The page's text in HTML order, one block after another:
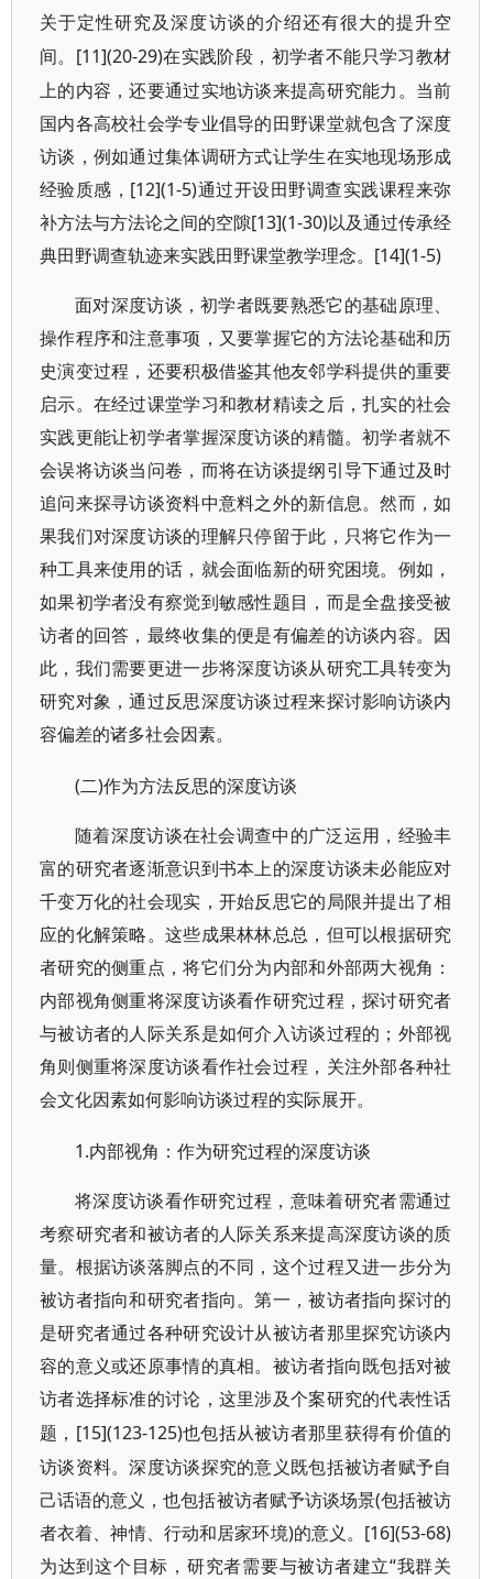
关于定性研究及深度访谈的介绍还有很大的提升空
间。 [11](20-29)在实践阶段，初学者不能只学习教材
上的内容，还要通过实地访谈来提高研究能力。当前
国内各高校社会学专业倡导的田野课堂就包含了深度
访谈，例如通过集体调研方式让学生在实地现场形成
经验质感，[12](1-5)通过开设田野调查实践课程来弥
补方法与方法论之间的空隙[13](1-30)以及通过传承经
典田野调查轨迹来实践田野课堂教学理念。[14](1-5)
面对深度访谈，初学者既要熟悉它的基础原理、
操作程序和注意事项，又要掌握它的方法论基础和历
史演变过程，还要积极借鉴其他友邻学科提供的重要
启示。在经过课堂学习和教材精读之后，扎实的社会
实践更能让初学者掌握深度访谈的精髓。初学者就不
会误将访谈当问卷，而将在访谈提纲引导下通过及时
追问来探寻访谈资料中意料之外的新信息。然而，如
果我们对深度访谈的理解只停留于此，只将它作为一
种工具来使用的话，就会面临新的研究困境。例如，
如果初学者没有察觉到敏感性题目，而是全盘接受被
访者的回答，最终收集的便是有偏差的访谈内容。因
此，我们需要更进一步将深度访谈从研究工具转变为
研究对象，通过反思深度访谈过程来探讨影响访谈内
容偏差的诸多社会因素。
(二)作为方法反思的深度访谈
随着深度访谈在社会调查中的广泛运用，经验丰
富的研究者逐渐意识到书本上的深度访谈未必能应对
千变万化的社会现实，开始反思它的局限并提出了相
应的化解策略。这些成果林林总总，但可以根据研究
者研究的侧重点，将它们分为内部和外部两大视角：
内部视角侧重将深度访谈看作研究过程，探讨研究者
与被访者的人际关系是如何介入访谈过程的；外部视
角则侧重将深度访谈看作社会过程，关注外部各种社
会文化因素如何影响访谈过程的实际展开。
1.内部视角：作为研究过程的深度访谈
将深度访谈看作研究过程，意味着研究者需通过
考察研究者和被访者的人际关系来提高深度访谈的质
量。根据访谈落脚点的不同，这个过程又进一步分为
被访者指向和研究者指向。第一，被访者指向探讨的
是研究者通过各种研究设计从被访者那里探究访谈内
容的意义或还原事情的真相。被访者指向既包括对被
访者选择标准的讨论，这里涉及个案研究的代表性话
题， [15](123-125)也包括从被访者那里获得有价值的
访谈资料。深度访谈探究的意义既包括被访者赋予自
己话语的意义，也包括被访者赋予访谈场景(包括被访
者衣着、神情、行动和居家环境)的意义。[16](53-68)
为达到这个目标，研究者需要与被访者建立“我群关